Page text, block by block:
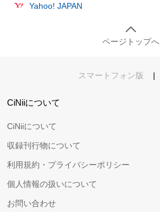
Yahoo! JAPAN
ページトップへ
スマートフォン版 |
CiNiiについて
CiNiiについて
収録刊行物について
利用規約・プライバシーポリシー
個人情報の扱いについて
お問い合わせ